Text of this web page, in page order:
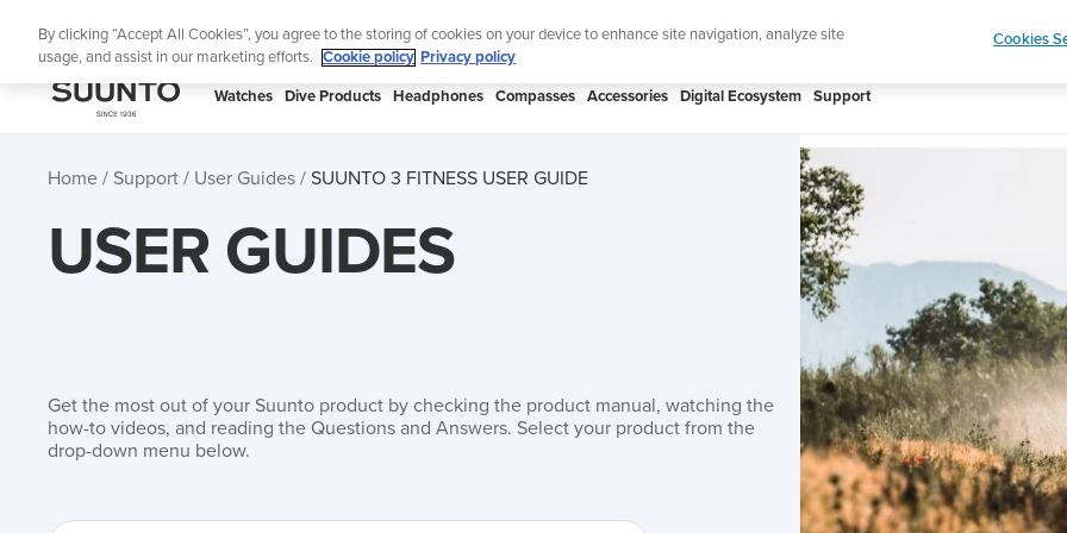
Lightweight sports watch designed for runners Shop
SUUNTO
Watches Dive Products Headphones Compasses Accessories Digital Ecosystem Support
Home Support User Guides SUUNTO 3 FITNESS USER GUIDE
USER GUIDES
Get the most out of your Suunto product by checking the product manual, watching the
how-to videos, and reading the Questions and Answers. Select your product from the
drop-down menu below.
By clicking “Accept All Cookies”, you agree to the storing of cookies on your device to enhance site navigation, analyze site
usage, and assist in our marketing efforts.
Cookie policy Privacy policy
Cookies